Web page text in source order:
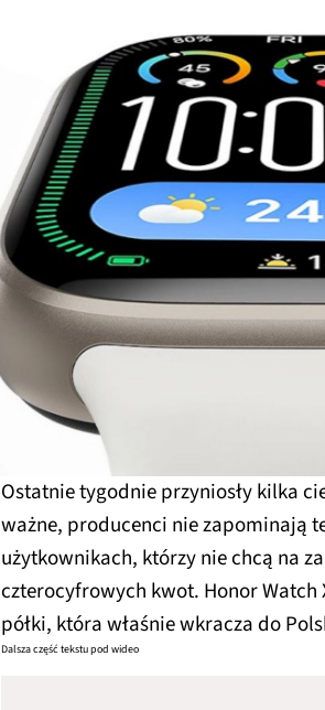
Ostatnie tygodnie przyniosły kilka
ważne, producenci nie zapominają
użytkownikach, którzy nie chcą na
czterocyfrowych kwot. Honor
półki, która właśnie wkracza do
Dalsza część tekstu pod wideo